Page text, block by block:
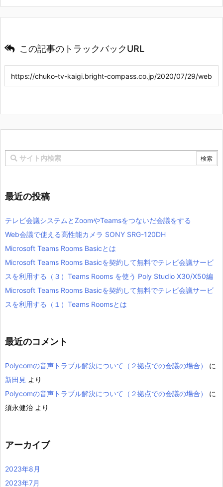
この記事のトラックバックURL
最近の投稿
テレビ会議システムとZoomやTeamsをつないだ会議をする
Web会議で使える高性能カメラ SONY SRG-120DH
Microsoft Teams Rooms Basicとは
Microsoft Teams Rooms Basicを契約して無料でテレビ会議サービ
スを利用する（３）Teams Rooms を使う Poly Studio X30/X50編
Microsoft Teams Rooms Basicを契約して無料でテレビ会議サービ
スを利用する（１）Teams Roomsとは
最近のコメント
Polycomの音声トラブル解決について（２拠点での会議の場合）
に
新田見 より
Polycomの音声トラブル解決について（２拠点での会議の場合）
に
須永健治 より
アーカイブ
2023年8月
2023年7月